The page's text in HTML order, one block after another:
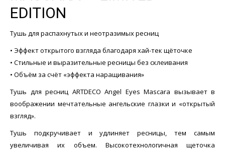
EDITION
Тушь для распахнутых и неотразимых ресниц
• Эффект открытого взгляда благодаря хай-тек щёточке
• Стильные и выразительные ресницы без склеивания
• Объём за счёт «эффекта наращивания»
Тушь для ресниц ARTDECO Angel Eyes Mascara вызывает в
воображении мечтательные ангельские глазки и «открытый
взгляд».
Тушь подкручивает и удлиняет ресницы, тем самым
увеличивая их объем. Высокотехнологичная щеточка